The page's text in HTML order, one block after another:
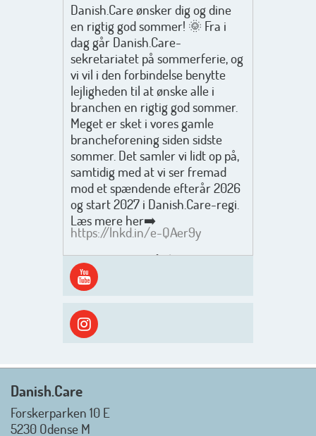
Danish.Care ønsker dig og dine
en rigtig god sommer! 🌞 Fra i
dag går Danish.Care-
sekretariatet på sommerferie, og
vi vil i den forbindelse benytte
lejligheden til at ønske alle i
branchen en rigtig god sommer.
Meget er sket i vores gamle
brancheforening siden sidste
sommer. Det samler vi lidt op på,
samtidig med at vi ser fremad
mod et spændende efterår 2026
og start 2027 i Danish.Care-regi.
Læs mere her➡️
https://lnkd.in/e-QAer9y
Men inden det går løs med en
spændende og aktivt
efterårsæson, så går turen først
ud i solen, ned til vandet og ind i
skyggen igen. Danish.Care holder
sommerlukket i uge 29 + 30.
Mvh. Anders, Helle og Malthe
Danish.Care
Forskerparken 10 E
5230 Odense M